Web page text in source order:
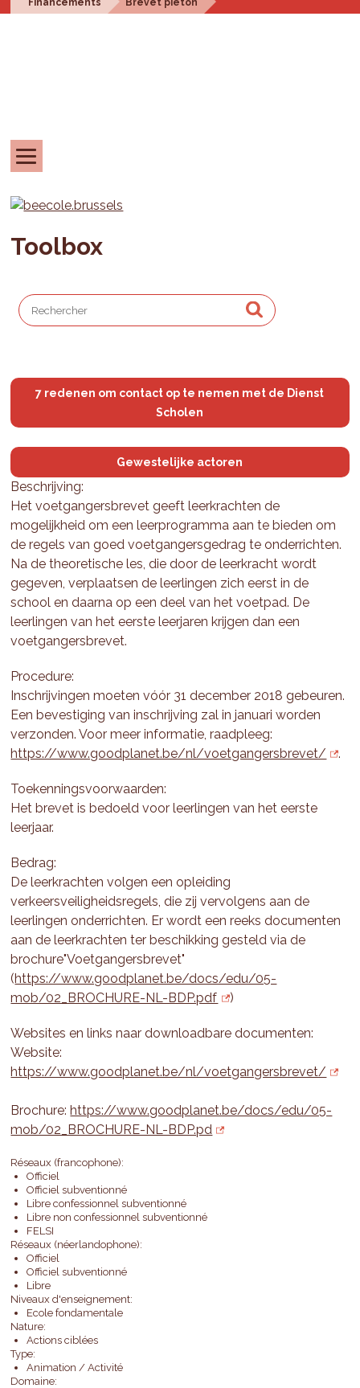
Financements Brevet piéton
Toolbox
7 redenen om contact op te nemen met de Dienst
Scholen
Gewestelijke actoren
Beschrijving:
Het voetgangersbrevet geeft leerkrachten de
mogelijkheid om een leerprogramma aan te bieden om
de regels van goed voetgangersgedrag te onderrichten.
Na de theoretische les, die door de leerkracht wordt
gegeven, verplaatsen de leerlingen zich eerst in de
school en daarna op een deel van het voetpad. De
leerlingen van het eerste leerjaren krijgen dan een
voetgangersbrevet.
Procedure:
Inschrijvingen moeten vóór 31 december 2018 gebeuren.
Een bevestiging van inschrijving zal in januari worden
verzonden. Voor meer informatie, raadpleeg:
https://www.goodplanet.be/nl/voetgangersbrevet/
.
Toekenningsvoorwaarden:
Het brevet is bedoeld voor leerlingen van het eerste
leerjaar.
Bedrag:
De leerkrachten volgen een opleiding
verkeersveiligheidsregels, die zij vervolgens aan de
leerlingen onderrichten. Er wordt een reeks documenten
aan de leerkrachten ter beschikking gesteld via de
brochure"Voetgangersbrevet"
(https://www.goodplanet.be/docs/edu/05-
mob/02_BROCHURE-NL-BDP.pdf
)
Websites en links naar downloadbare documenten:
Website:
https://www.goodplanet.be/nl/voetgangersbrevet/
Brochure:https://www.goodplanet.be/docs/edu/05-
mob/02_BROCHURE-NL-BDP.pd
Réseaux (francophone):
Officiel
Officiel subventionné
Libre confessionnel subventionné
Libre non confessionnel subventionné
FELSI
Réseaux (néerlandophone):
Officiel
Officiel subventionné
Libre
Niveaux d'enseignement:
Ecole fondamentale
Nature:
Actions ciblées
Type:
Animation / Activité
Domaine: